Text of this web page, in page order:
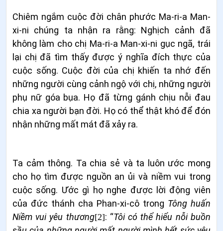
Chiêm ngắm cuộc đời chân phước Ma-ri-a Man-
xi-ni chúng ta nhận ra rằng: Nghịch cảnh đã
không làm cho chị Ma-ri-a Man-xi-ni gục ngã, trái
lại chị đã tìm thấy được ý nghĩa đích thực của
cuộc sống. Cuộc đời của chị khiến ta nhớ đến
những người cùng cảnh ngộ với chị, những người
phụ nữ góa bụa. Họ đã từng gánh chịu nỗi đau
chia xa người bạn đời. Họ có thể thật khó để đón
nhận những mất mát đã xảy ra.
Ta cảm thông. Ta chia sẻ và ta luôn ước mong
cho họ tìm được nguồn an ủi và niềm vui trong
cuộc sống. Ước gì họ nghe được lời động viên
của đức thánh cha Phan-xi-cô trong Tông huấn
Niềm vui yêu thương[2]: “Tôi có thể hiểu nỗi buồn